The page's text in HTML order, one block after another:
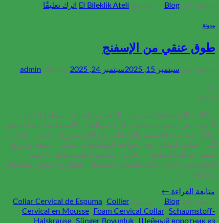
منشور في Blog موسوم El Bileklik Ateli اترك تعليقًا
مدونة
طوق عنقي من الإسفنج
منشور في سبتمبر 15, 2025 سبتمبر 24, 2025 بواسطة admin
15
سبتمبر
مجالات الاستخدام السريرية - الدعم بعد إصابات منطقة العنق -
التثبيت في تشنجات عضلات الرقبة والشد - الاستخدام المساعد في
علاج الصدمات الخفيفة والإصابات وانزلاق غضروفي عنقي - الدعم
أثناء عملية التعافي بعد الجراحة المواصفات الفنية - استخدام مريح
بفضل هيكله الإسفنجي الناعم - مصمم ليناسب هيكل الرقبة
التشريحي - إغلاق قابل للتعديل باستخدام الفيلكرو - متوفر بمقاسات
مختلفة [...]
متابعة القراءة ←
منشور في Blog موسوم Collar Cervical de Espuma، Collier
Cervical en Mousse، Foam Cervical Collar، Schaumstoff-
Halskrause، Sünger Boyunluk، Шейный воротник из